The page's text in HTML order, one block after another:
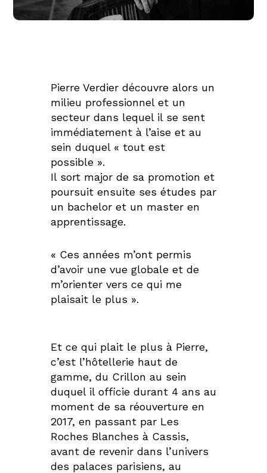
Pierre Verdier découvre alors un
milieu professionnel et un
secteur dans lequel il se sent
immédiatement à l’aise et au
sein duquel « tout est
possible ».
Il sort major de sa promotion et
poursuit ensuite ses études par
un bachelor et un master en
apprentissage.
« Ces années m’ont permis
d’avoir une vue globale et de
m’orienter vers ce qui me
plaisait le plus ».
Et ce qui plait le plus à Pierre,
c’est l’hôtellerie haut de
gamme, du Crillon au sein
duquel il officie durant 4 ans au
moment de sa réouverture en
2017, en passant par Les
Roches Blanches à Cassis,
avant de revenir dans l’univers
des palaces parisiens, au